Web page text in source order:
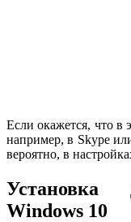
Если окажется, что в
например, в Skype
вероятно, в
Установка
Windows 10